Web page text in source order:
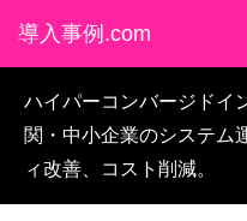
導入事例.com
ハイパーコンバージドイ
関・中小企業のシステム
ィ改善、コスト削減。